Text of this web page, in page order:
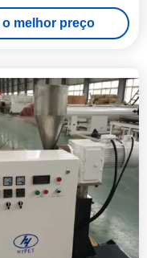
PE PVC
o melhor preço